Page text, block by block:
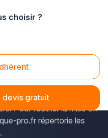
choisir ?
devis gratuit
(78570)
sur le département des
Chanteloup-les-Vignes
Pour faciliter la mise en
pro.fr répertorie les